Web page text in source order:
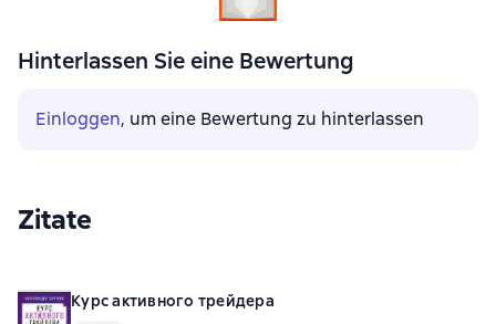
Hinterlassen Sie eine Bewertung
Einloggen, um eine Bewertung zu hinterlassen
Zitate
Курс активного трейдера